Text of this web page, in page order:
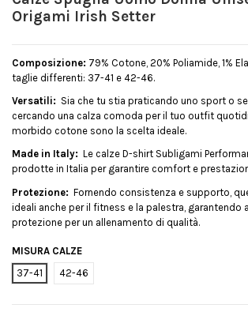
Origami Irish Setter
Composizione: 79% Cotone, 20% Poliamide, 1%
taglie differenti: 37-41 e 42-46.
Versatili: Sia che tu stia praticando uno sport o
cercando una calza comoda per il tuo outfit
morbido cotone sono la scelta ideale.
Made in Italy: Le calze D-shirt Subligami
prodotte in Italia per garantire comfort e
Protezione: Fornendo consistenza e supporto,
ideali anche per il fitness e la palestra, garantendo
protezione per un allenamento di qualità.
MISURA CALZE
37-41
42-46